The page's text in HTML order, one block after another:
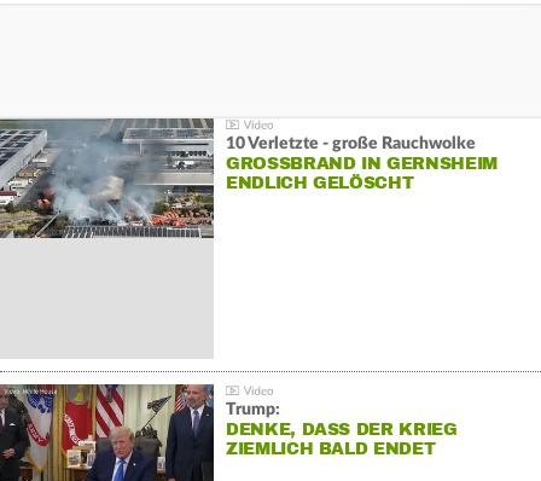
10 Verletzte - große Rauchwolke
GROSSBRAND IN GERNSHEIM E
NDLICH GELÖSCHT
Trump:
DENKE, DASS DER KRIEG
ZIEMLICH BALD ENDET